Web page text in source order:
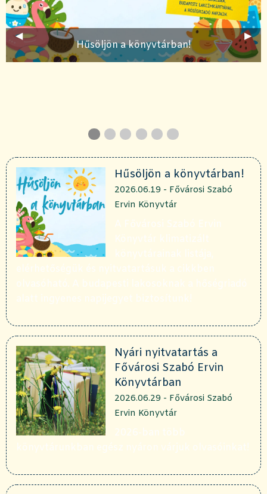
Előző
◀︎ ▶︎
Hűsöljön a könyvtárban!
diadiadiadiadiadia
Hűsöljön a könyvtárban!
2026.06.19 - Fővárosi Szabó
Ervin Könyvtár
Nyári nyitvatartás a
Fővárosi Szabó Ervin
Könyvtárban
2026.06.29 - Fővárosi Szabó
Ervin Könyvtár